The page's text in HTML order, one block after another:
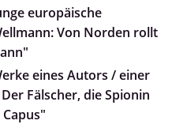
europäische
Von Norden rollt
eines Autors / einer
Fälscher, die Spionin